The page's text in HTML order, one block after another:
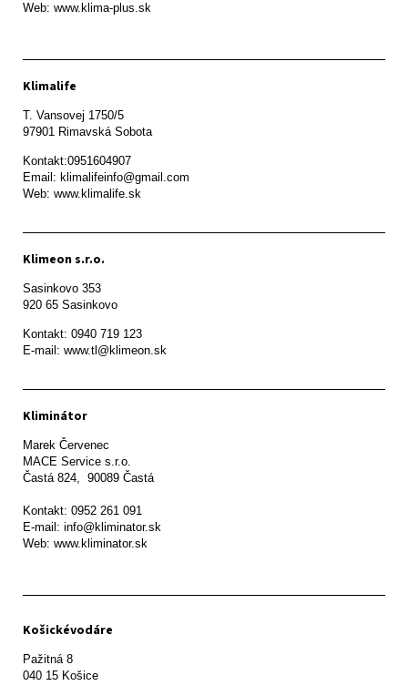
Klimalife
T. Vansovej 1750/5
97901 Rimavská Sobota
Kontakt:0951604907
Email: klimalifeinfo@gmail.com
Web: www.klimalife.sk
Klimeon s.r.o.
Sasinkovo 353
920 65 Sasinkovo
Kontakt: 0940 719 123
E-mail: www.tl@klimeon.sk
Kliminátor
Marek Červenec
MACE Service s.r.o.
Častá 824,  90089 Častá
Kontakt: 0952 261 091
E-mail: info@kliminator.sk
Web: www.kliminator.sk
Košickévodáre
Pažitná 8